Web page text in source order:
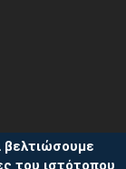
βελτιώσουμε